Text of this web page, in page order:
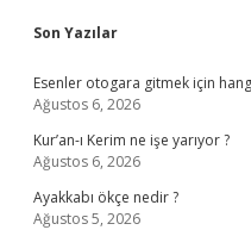
Sidebar
Son Yazılar
Esenler otogara gitmek için
Ağustos 6, 2026
Kur’an-ı Kerim ne işe yarıyor ?
Ağustos 6, 2026
Ayakkabı ökçe nedir ?
Ağustos 5, 2026